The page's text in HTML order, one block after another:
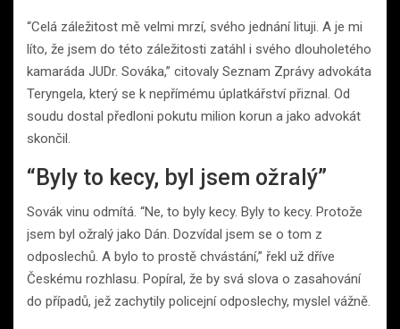
“Celá záležitost mě velmi mrzí, svého jednání lituji. A je mi
líto, že jsem do této záležitosti zatáhl i svého dlouholetého
kamaráda JUDr. Sováka,” citovaly Seznam Zprávy advokáta
Teryngela, který se k nepřímému úplatkářství přiznal. Od
soudu dostal předloni pokutu milion korun a jako advokát
skončil.
“Byly to kecy, byl jsem ožralý”
Sovák vinu odmítá. “Ne, to byly kecy. Byly to kecy. Protože
jsem byl ožralý jako Dán. Dozvídal jsem se o tom z
odposlechů. A bylo to prostě chvástání,” řekl už dříve
Českému rozhlasu. Popíral, že by svá slova o zasahování
do případů, jež zachytily policejní odposlechy, myslel vážně.